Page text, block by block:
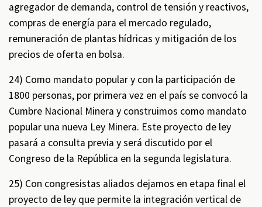
agregador de demanda, control de tensión y reactivos,
compras de energía para el mercado regulado,
remuneración de plantas hídricas y mitigación de los
precios de oferta en bolsa.
24) Como mandato popular y con la participación de
1800 personas, por primera vez en el país se convocó la
Cumbre Nacional Minera y construimos como mandato
popular una nueva Ley Minera. Este proyecto de ley
pasará a consulta previa y será discutido por el
Congreso de la República en la segunda legislatura.
25) Con congresistas aliados dejamos en etapa final el
proyecto de ley que permite la integración vertical de